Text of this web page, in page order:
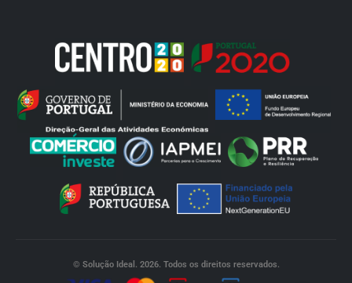
© Solução Ideal. 2026. Todos os direitos reservados.